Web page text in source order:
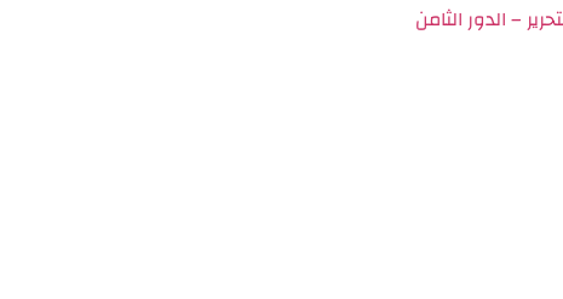
– الدور الثامن